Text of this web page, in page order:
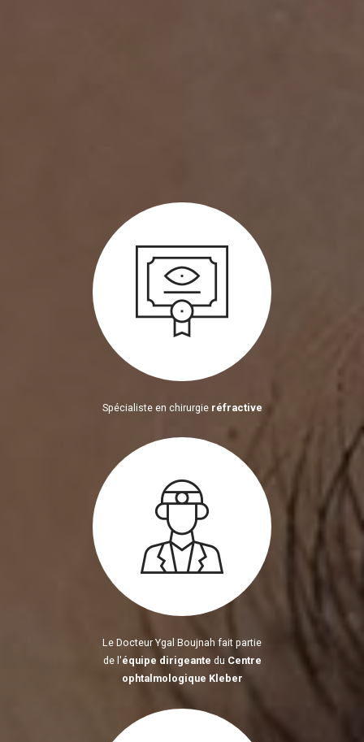
Spécialiste en chirurgie réfractive
Le Docteur Ygal Boujnah fait partie
de l'équipe dirigeante du Centre
ophtalmologique Kleber